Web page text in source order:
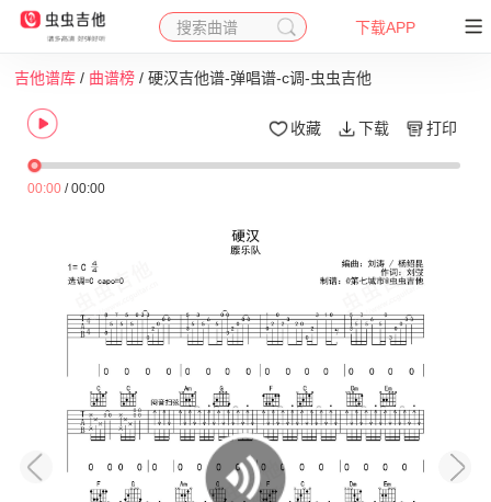
搜索曲谱 下载APP
吉他谱库 / 曲谱榜 / 硬汉吉他谱-弹唱谱-c调-虫虫吉他
收藏 下载 打印
00:00 /00:00